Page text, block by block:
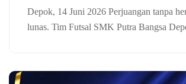
Depok, 14 Juni 2026 Perjuangan tanpa
lunas. Tim Futsal SMK Putra Bangsa